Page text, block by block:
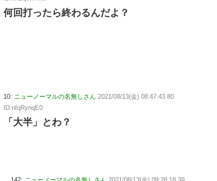
何回打ったら終わるんだよ？
10: ニューノーマルの名無しさん 2021/08/13(金) 08:47:43.80
ID:nfqRynqE0
「大半」とわ？